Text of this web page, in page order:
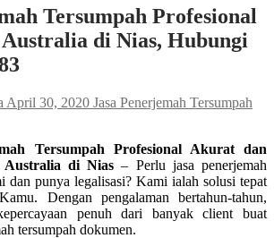
Tersumpah Profesional
di Nias, Hubungi
April 30, 2020 Jasa Penerjemah Tersumpah
Tersumpah Profesional Akurat dan
di Nias – Perlu jasa penerjemah
dan punya legalisasi? Kami ialah solusi tepat
Dengan pengalaman bertahun-tahun,
penuh dari banyak client buat
tersumpah dokumen.